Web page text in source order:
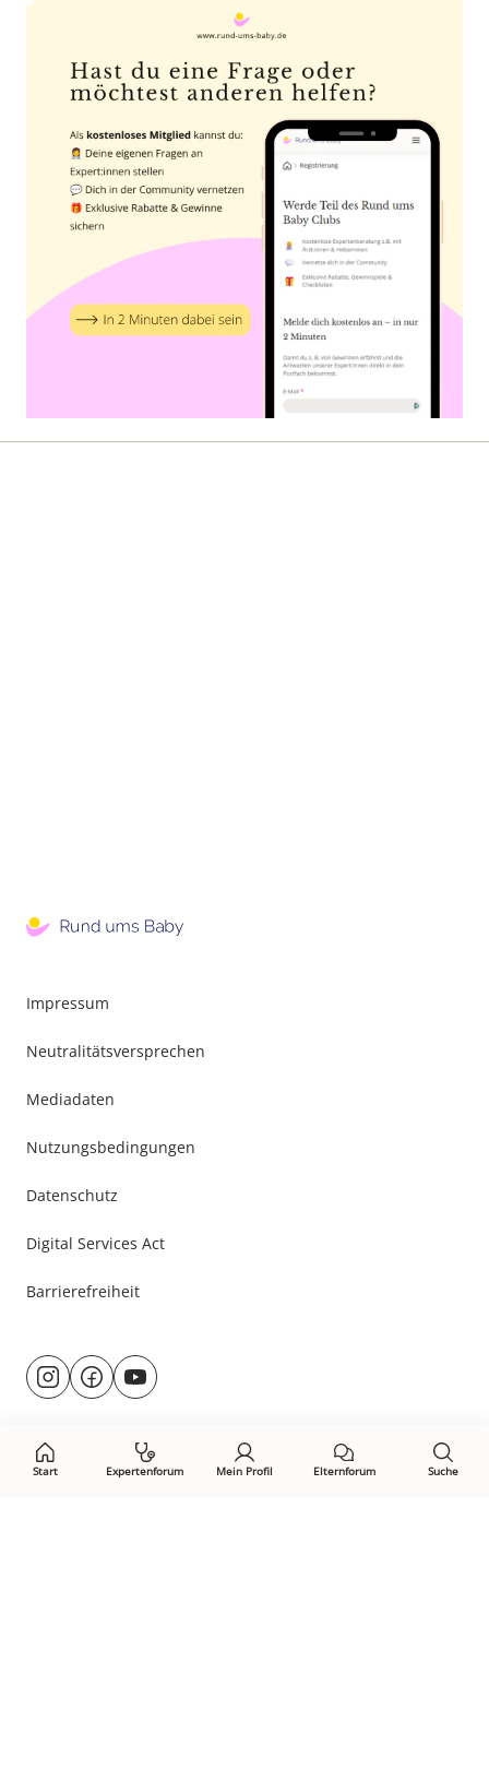
Start Expertenforum Mein Profil Elternforum Suche
Impressum
Neutralitätsversprechen
Mediadaten
Nutzungsbedingungen
Datenschutz
Digital Services Act
Barrierefreiheit
Besuche
uns@rund.ums.baby
facebook.com/rundumsbaby.de
youtube.com/@rundumsbaby_